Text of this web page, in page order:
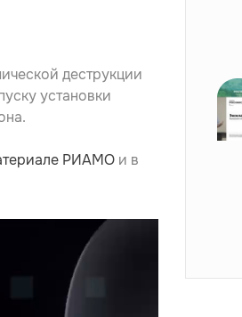
деструкции
установки
РИАМО и в